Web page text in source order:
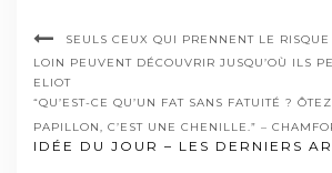
SEULS CEUX QUI PRENNENT LE RISQUE
LOIN PEUVENT DÉCOUVRIR JUSQU’OÙ ILS
ELIOT
“QU’EST-CE QU’UN FAT SANS FATUITÉ ?
PAPILLON, C’EST UNE CHENILLE.” –
IDÉE DU JOUR – LES DERNIERS